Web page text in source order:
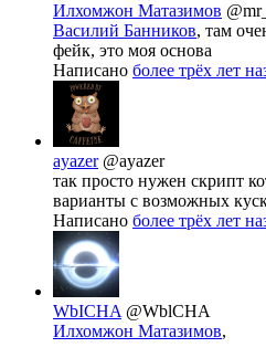
Илхомжон Матазимов
Василий Банников, там
фейк, это моя основа
Написано более трёх лет
ayazer @ayazer
так просто нужен скрипт
варианты с возможных
Написано более трёх лет
WbICHA @WblCHA
Илхомжон Матазимов,